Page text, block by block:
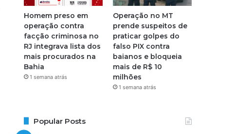
Homem preso em
operação contra
facção criminosa no
RJ integrava lista dos
mais procurados na
Bahia
1 semana atrás
Operação no MT
prende suspeitos de
praticar golpes do
falso PIX contra
baianos e bloqueia
mais de R$ 10
milhões
1 semana atrás
Popular Posts